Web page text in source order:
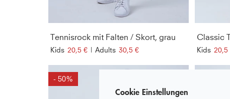
Tennisrock mit Falten / Skort, grau
Kids 20,5 € | Adults 30,5 € Kids 20,5
- 50%
Cookie Einstellungen